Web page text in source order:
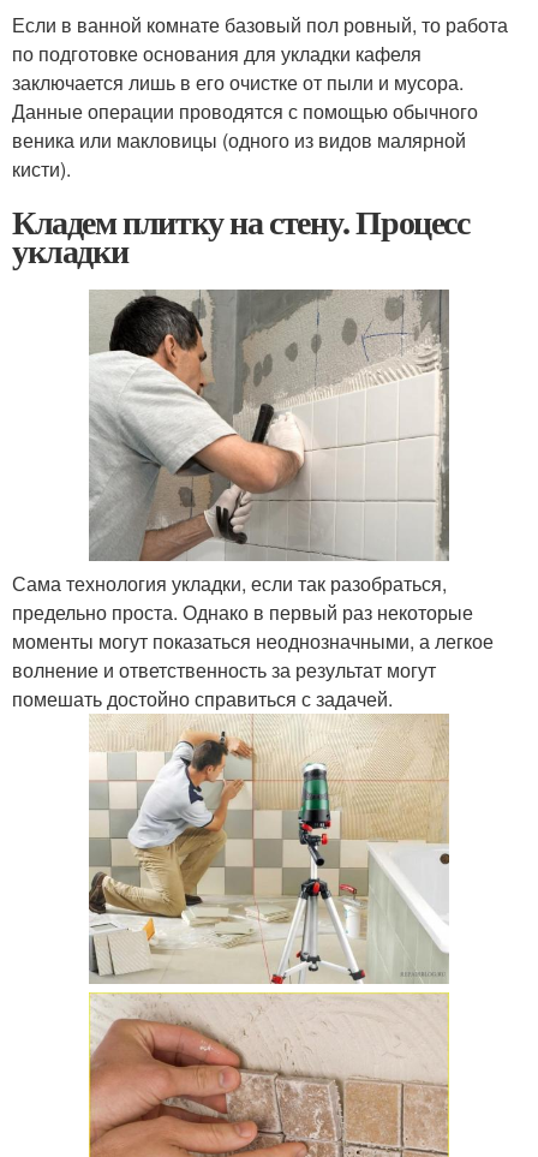
Если в ванной комнате базовый пол ровный, то работа
по подготовке основания для укладки кафеля
заключается лишь в его очистке от пыли и мусора.
Данные операции проводятся с помощью обычного
веника или макловицы (одного из видов малярной
кисти).
Кладем плитку на стену. Процесс
укладки
Сама технология укладки, если так разобраться,
предельно проста. Однако в первый раз некоторые
моменты могут показаться неоднозначными, а легкое
волнение и ответственность за результат могут
помешать достойно справиться с задачей.